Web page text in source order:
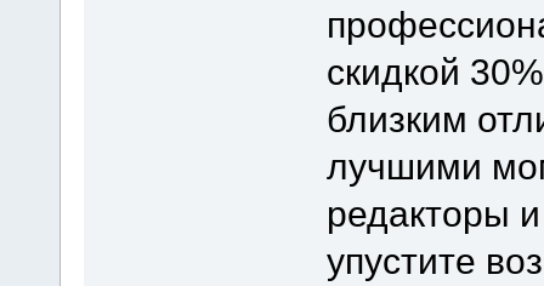
скидкой
близким
лучшими
редакторы
упустите